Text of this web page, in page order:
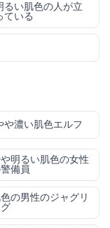
るい肌色の人が立
ている
や濃い肌色エルフ
明るい肌色の女性
備員
の男性のジャグリ